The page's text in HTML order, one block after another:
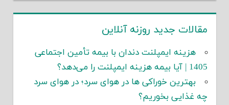
مقالات جدید روزنه آنلاین
هزینه ایمپلنت دندان با بیمه تأمین اجتماعی
1405 | آیا بیمه هزینه ایمپلنت را می‌دهد؟
بهترین خوراکی ها در هوای سرد؛ در هوای سرد
چه غذایی بخوریم؟